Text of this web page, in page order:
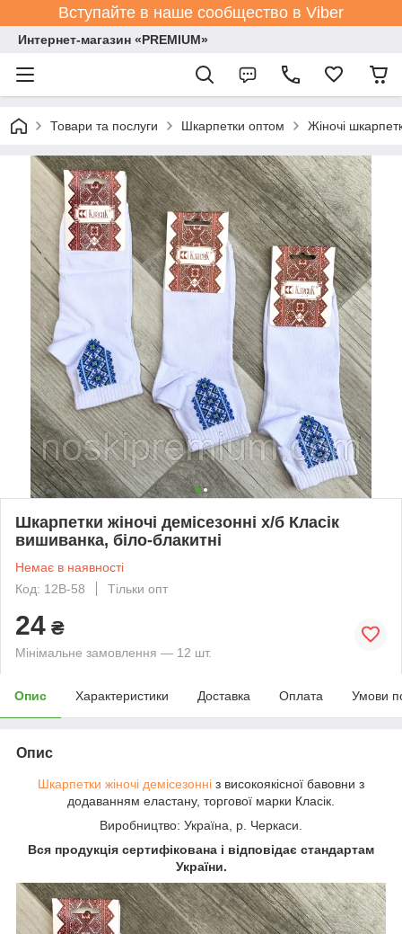
Вступайте в наше сообщество в Viber
Интернет-магазин «PREMIUM»
Товари та послуги Шкарпетки оптом Жіночі
Шкарпетки жіночі демісезонні х/б Класік
вишиванка, біло-блакитні
Немає в наявності
Код: 12В-58
Тільки опт
24 ₴
Мінімальне замовлення — 12 шт.
Опис Характеристики Доставка Оплата Умови
Опис
Шкарпетки жіночі демісезонні з високоякісної бавовни з
додаванням еластану, торгової марки Класік.
Виробництво: Україна, р. Черкаси.
Вся продукція сертифікована і відповідає стандартам
України.